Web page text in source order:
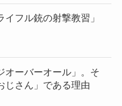
フル銃の射撃教習」
オーバーオール」。そ
じさん」である理由